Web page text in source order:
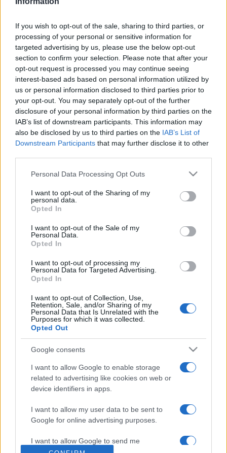
If you wish to opt-out of the sale, sharing to third parties, or
processing of your personal or sensitive information for
targeted advertising by us, please use the below opt-out
section to confirm your selection. Please note that after your
opt-out request is processed you may continue seeing
interest-based ads based on personal information utilized by
us or personal information disclosed to third parties prior to
your opt-out. You may separately opt-out of the further
disclosure of your personal information by third parties on the
IAB’s list of downstream participants. This information may
also be disclosed by us to third parties on the IAB’s List of
Downstream Participants that may further disclose it to other
Please note that this website/app uses one or more Google
not limited to your visit or usage behaviour. You may click to
grant or deny consent to Google and its third-party tags to
use your data for below specified purposes in below Google
consent section.
Personal Data Processing Opt Outs
I want to opt-out of the Sharing of my
personal data.
Opted In
I want to opt-out of the Sale of my
Personal Data.
Opted In
I want to opt-out of processing my
Personal Data for Targeted Advertising.
Opted In
I want to opt-out of Collection, Use,
Retention, Sale, and/or Sharing of my
Personal Data that Is Unrelated with the
Purposes for which it was collected.
Opted Out
Google consents
I want to allow Google to enable storage
related to advertising like cookies on web or
device identifiers in apps.
I want to allow my user data to be sent to
Google for online advertising purposes.
I want to allow Google to send me
A tavaly indított kortárs zenei versenyt idén is
megszervezték; a jelentkezők július 15-én 1945 után írott
művekből tíz-tizenkét perces szóló- vagy kamaraművet
adhatnak elő.
A zsűri elnökeHollós MátéErkel-díjas zeneszerző, a tagok
között a kurzusok oktatói találhatók: a szegedi dékán
mellett
Temesi Mária, Szecsődi Ferenc, Maczák János
ésBoros József. Az idei újdonság, hogy egy harminc órás
akkreditált továbbképzést is tartanak a közoktatásban
tanító zeneiskolai és a szakközépiskolai kollegák számára.
Idén is lesz zongora-, orgona-, hegedű-, cselló-, furulya-,
fuvola-, klarinét-, fagott-, trombita-, harsona- és két magán
énekkurzus, emellett új hangszeres képzés keretében
oboán és ütős hangszereken szintén lesz oktatás. Az
teszi teljessé.
A résztvevők esténként koncertekkel szórakoztatják az
érdeklődőket Szeged legkülönbözőbb pontjain. A nyitó
koncertet a Szegedi Zsinagógában tartják csütörtök este.
Később játszanak majd a városháza díszudvarában, a Móra
Ferenc Múzeum dísztermében, a Reök-palotában, a
Felsővárosi templomban és a Jezsuita templomban is.
Délutánonként a főiskola Fricsay Ferenc
MEGOSZTÁS